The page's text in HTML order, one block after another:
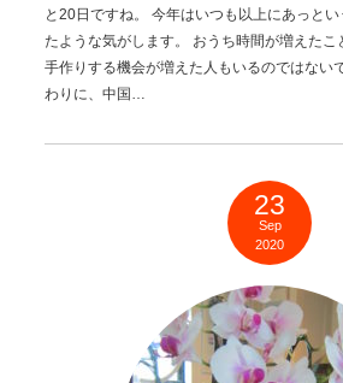
と20日ですね。 今年はいつも以上にあっと
たような気がします。 おうち時間が増えたこ
手作りする機会が増えた人もいるのではない
わりに、中国…
23
Sep
2020